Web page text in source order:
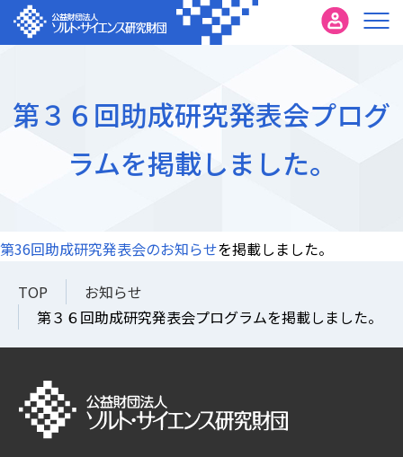
第３６回助成研究発表会プログ
ラムを掲載しました。
第36回助成研究発表会のお知らせを掲載しました。
TOP
お知らせ
第３６回助成研究発表会プログラムを掲載しました。